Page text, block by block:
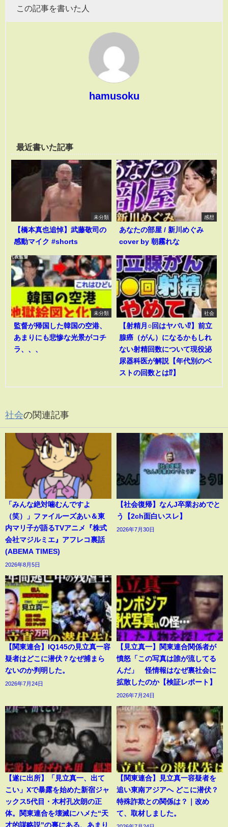
この記事を書いた人
hamusoku
最近書いた記事
未分類
【橋本真也追悼】武藤敬司の
感動マイク #shorts
感想
あなたの部屋 / 新川めぐみ
cover by 朝霧れな
未分類
監督が帰国した韓国の空港、
あまりにも悲惨な光景がコチ
ラ、、、
社会
【射精月○回はヤバい⁉︎】前立
腺癌（がん）になるかもしれ
ない射精回数について現役泌
尿器科医が解説【年代別のベ
ストの回数とは⁉︎】
社会の関連記事
「みんな絶対噛むんですよ
（笑）」ファイルーズあい＆東
内マリ子が語るTVアニメ『株式
会社マジルミエ』アフレコ裏話
(ABEMA TIMES)
2026年8月5日
【社会復帰】なんJ卒業おめでと
う【2ch面白いスレ】
2026年7月30日
【関東連合】IQ145の見立真一容
疑者はどこに潜伏？なぜ捕まら
ないのか判明した。
2026年7月24日
【見立真一】関東連合関係者が
憤怒「この写真は誰が流してる
んだ」 怪情報はなぜ裏社会に
拡散したのか【検証レポート】
2026年7月24日
【遂に出所】「見立真一、出て
こい」Xで暴露を始めた新宿ジャ
ックス5代目・木村孔次朗の正
体。関東連合を壊滅にハメた“天
才的謀略説”の裏にある、あまり
【関東連合】見立真一容疑者を
追い東南アジアへ どこに潜伏？
特殊詐欺との関係は？｜改め
て、取材しました。